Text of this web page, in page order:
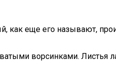
как еще его называют,
ворсинками. Листья